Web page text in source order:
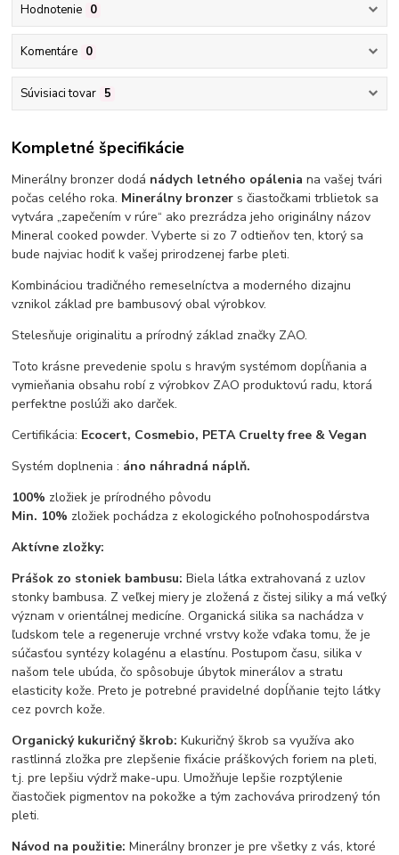
Hodnotenie 0
Komentáre 0
Súvisiaci tovar 5
Kompletné špecifikácie
Minerálny bronzer dodá nádych letného opálenia na vašej tvári
počas celého roka. Minerálny bronzer s čiastočkami trblietok sa
vytvára „zapečením v rúre“ ako prezrádza jeho originálny názov
Mineral cooked powder. Vyberte si zo 7 odtieňov ten, ktorý sa
bude najviac hodiť k vašej prirodzenej farbe pleti.
Kombináciou tradičného remeselníctva a moderného dizajnu
vznikol základ pre bambusový obal výrobkov.
Stelesňuje originalitu a prírodný základ značky ZAO.
Toto krásne prevedenie spolu s hravým systémom dopĺňania a
vymieňania obsahu robí z výrobkov ZAO produktovú radu, ktorá
perfektne poslúži ako darček.
Certifikácia: Ecocert, Cosmebio, PETA Cruelty free & Vegan
Systém doplnenia : áno náhradná náplň.
100% zložiek je prírodného pôvodu
Min. 10% zložiek pochádza z ekologického poľnohospodárstva
Aktívne zložky:
Prášok zo stoniek bambusu:Biela látka extrahovaná z uzlov
stonky bambusa. Z veľkej miery je zložená z čistej siliky a má veľký
význam v orientálnej medicíne. Organická silika sa nachádza v
ľudskom tele a regeneruje vrchné vrstvy kože vďaka tomu, že je
súčasťou syntézy kolagénu a elastínu. Postupom času, silika v
našom tele ubúda, čo spôsobuje úbytok minerálov a stratu
elasticity kože. Preto je potrebné pravidelné dopĺňanie tejto látky
cez povrch kože.
Organický kukuričný škrob:Kukuričný škrob sa využíva ako
rastlinná zložka pre zlepšenie fixácie práškových foriem na pleti,
t.j. pre lepšiu výdrž make-upu. Umožňuje lepšie rozptýlenie
čiastočiek pigmentov na pokožke a tým zachováva prirodzený tón
pleti.
Návod na použitie:Minerálny bronzer je pre všetky z vás, ktoré